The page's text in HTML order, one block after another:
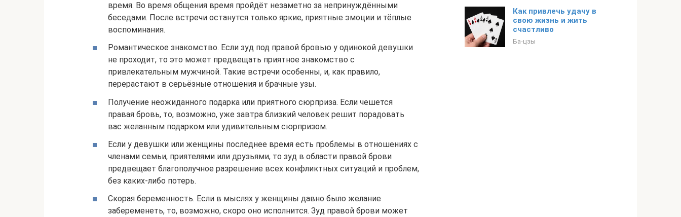
время. Во время общения время пройдёт незаметно за непринуждёнными
беседами. После встречи останутся только яркие, приятные эмоции и тёплые
воспоминания.
Романтическое знакомство. Если зуд под правой бровью у одинокой девушки
не проходит, то это может предвещать приятное знакомство с
привлекательным мужчиной. Такие встречи особенны, и, как правило,
перерастают в серьёзные отношения и брачные узы.
Получение неожиданного подарка или приятного сюрприза. Если чешется
правая бровь, то, возможно, уже завтра близкий человек решит порадовать
вас желанным подарком или удивительным сюрпризом.
Если у девушки или женщины последнее время есть проблемы в отношениях с
членами семьи, приятелями или друзьями, то зуд в области правой брови
предвещает благополучное разрешение всех конфликтных ситуаций и проблем,
без каких-либо потерь.
Скорая беременность. Если в мыслях у женщины давно было желание
забеременеть, то, возможно, скоро оно исполнится. Зуд правой брови может
Как привлечь удачу в
свою жизнь и жить
счастливо
Ба-цзы